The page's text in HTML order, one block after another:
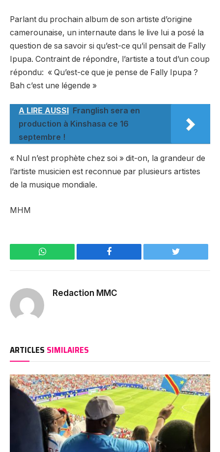
Parlant du prochain album de son artiste d’origine
camerounaise, un internaute dans le live lui a posé la
question de sa savoir si qu’est-ce qu’il pensait de Fally
Ipupa. Contraint de répondre, l’artiste a tout d’un coup
répondu: « Qu’est-ce que je pense de Fally Ipupa ?
Bah c’est une légende »
A LIRE AUSSI Franglish sera en
production à Kinshasa ce 16
septembre !
« Nul n’est prophète chez soi » dit-on, la grandeur de
l’artiste musicien est reconnue par plusieurs artistes
de la musique mondiale.
MHM
WhatsApp Facebook Twitter
Redaction MMC
ARTICLES SIMILAIRES